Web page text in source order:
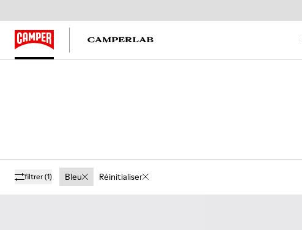
filtrer(1) Bleu Réinitialiser